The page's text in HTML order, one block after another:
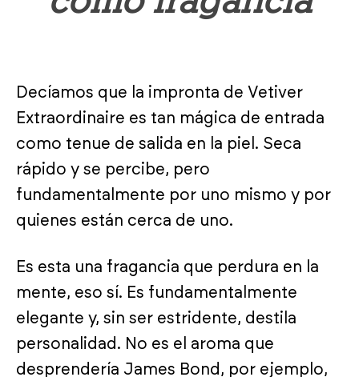
Decíamos que la impronta de Vetiver
Extraordinaire es tan mágica de entrada
como tenue de salida en la piel. Seca
rápido y se percibe, pero
fundamentalmente por uno mismo y por
quienes están cerca de uno.
Es esta una fragancia que perdura en la
mente, eso sí. Es fundamentalmente
elegante y, sin ser estridente, destila
personalidad. No es el aroma que
desprendería James Bond, por ejemplo,